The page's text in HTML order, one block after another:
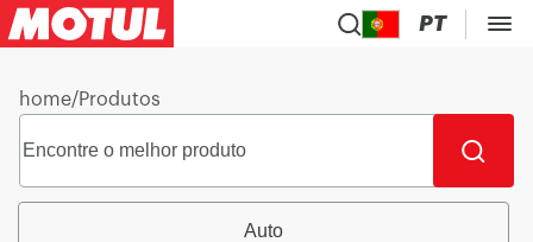
PT
home/Produtos
Auto